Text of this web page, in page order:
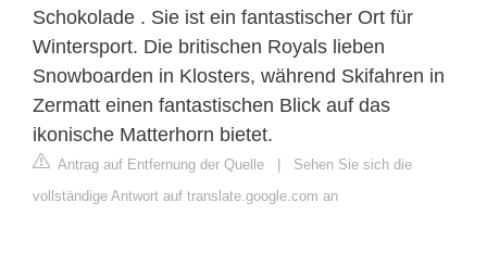
Schokolade . Sie ist ein fantastischer Ort für
Wintersport. Die britischen Royals lieben
Snowboarden in Klosters, während Skifahren in
Zermatt einen fantastischen Blick auf das
ikonische Matterhorn bietet.
Antrag auf Entfernung der Quelle | Sehen Sie sich die
vollständige Antwort auf translate.google.com an